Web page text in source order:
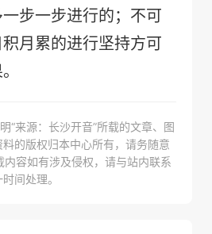
步一步进行的；不可
月累的进行坚持方可
“来源：长沙开音”所载的文章、图
的版权归本中心所有，请务随意
容如有涉及侵权，请与站内联系
间处理。